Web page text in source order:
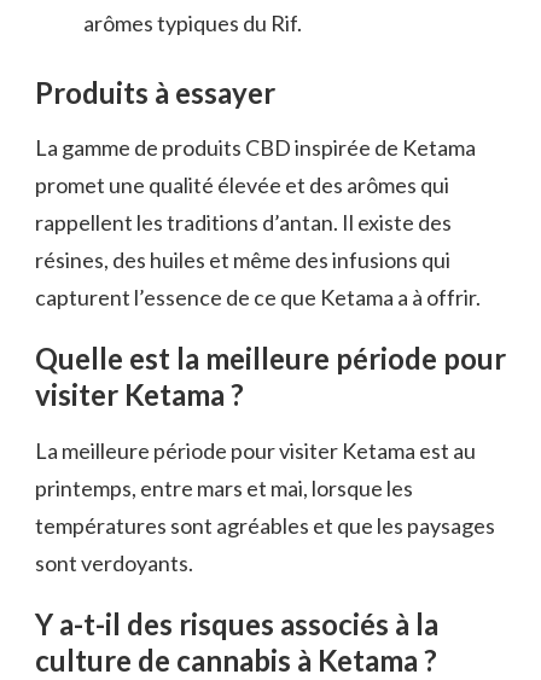
arômes typiques du Rif.
Produits à essayer
La gamme de produits CBD inspirée de Ketama
promet une qualité élevée et des arômes qui
rappellent les traditions d’antan. Il existe des
résines, des huiles et même des infusions qui
capturent l’essence de ce que Ketama a à offrir.
Quelle est la meilleure période pour
visiter Ketama ?
La meilleure période pour visiter Ketama est au
printemps, entre mars et mai, lorsque les
températures sont agréables et que les paysages
sont verdoyants.
Y a-t-il des risques associés à la
culture de cannabis à Ketama ?